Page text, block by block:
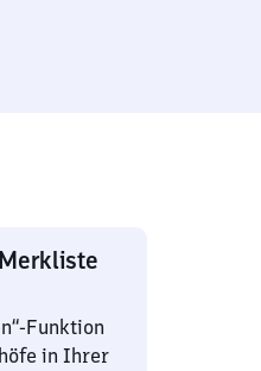
Funktion
in Ihrer